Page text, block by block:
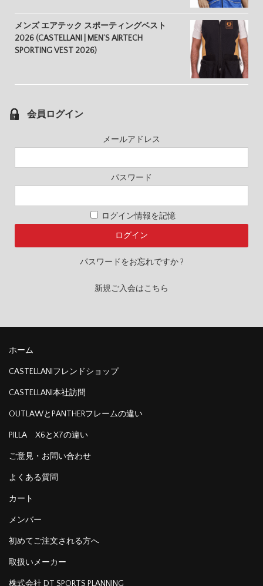
メンズ エアテック スポーティングベスト
2026 (CASTELLANI | MEN’S AIRTECH
SPORTING VEST 2026)
会員ログイン
メールアドレス
パスワード
ログイン情報を記憶
パスワードをお忘れですか ?
新規ご入会はこちら
ホーム
CASTELLANIフレンドショップ
CASTELLANI本社訪問
OUTLAWとPANTHERフレームの違い
PILLA X6とX7の違い
ご意見・お問い合わせ
よくある質問
カート
メンバー
初めてご注文される方へ
取扱いメーカー
株式会社 DT SPORTS PLANNING